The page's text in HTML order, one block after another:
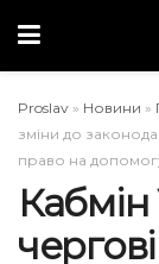
Proslav » Новини »
зміни до
право на
Кабмін